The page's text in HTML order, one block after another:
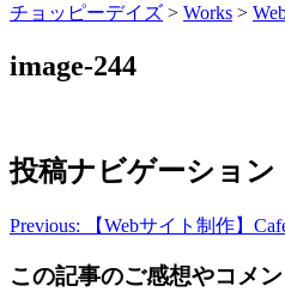
チョッピーデイズ > Works >
image-244
投稿ナビゲーション
Previous: 【Webサイト制作】
この記事のご感想やコメ